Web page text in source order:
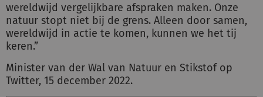
wereldwijd vergelijkbare afspraken maken. Onze
natuur stopt niet bij de grens. Alleen door samen,
wereldwijd in actie te komen, kunnen we het tij
keren.”
Minister van der Wal van Natuur en Stikstof op
Twitter, 15 december 2022.